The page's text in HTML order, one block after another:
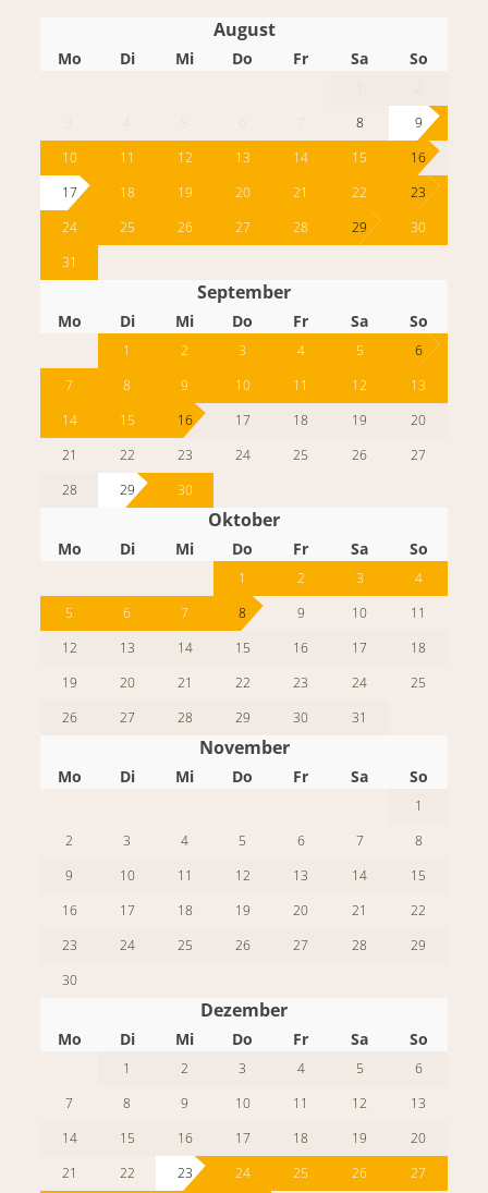
August
Mo Di Mi Do Fr Sa So
8
9
10
11 12 13 14 15
16
17
18 19 20 21 22
23
24
25 26 27 28 29
30
31
September
Mo Di Mi Do Fr Sa So
1 2 3 4 5
6
7
8 9 10 11 12
13
14
15 16 17 18 19
20
21
22 23 24 25 26
27
28
29 30
Oktober
Mo Di Mi Do Fr Sa So
1 2 3
4
5
6 7 8 9 10
11
12
13 14 15 16 17
18
19
20 21 22 23 24
25
26
27 28 29 30 31
November
Mo Di Mi Do Fr Sa So
1
2
3 4 5 6 7
8
9
10 11 12 13 14
15
16
17 18 19 20 21
22
23
24 25 26 27 28
29
30
Dezember
Mo Di Mi Do Fr Sa So
1 2 3 4 5
6
7
8 9 10 11 12
13
14
15 16 17 18 19
20
21
22 23 24 25 26
27